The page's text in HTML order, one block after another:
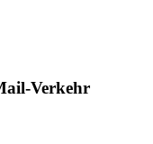
Verkehr